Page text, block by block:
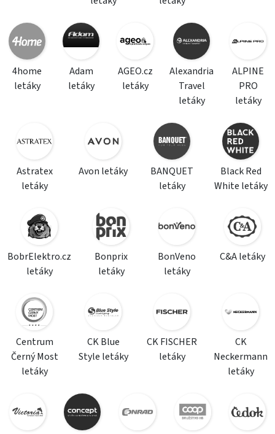
4home
letáky
Adam
letáky
AGEO.cz
letáky
Alexandria
Travel
letáky
ALPINE
PRO
letáky
Astratex
letáky
Avon letáky
BANQUET
letáky
Black Red
White letáky
BobrElektro.cz
letáky
Bonprix
letáky
BonVeno
letáky
C&A letáky
Centrum
Černý Most
letáky
CK Blue
Style letáky
CK FISCHER
letáky
CK
Neckermann
letáky